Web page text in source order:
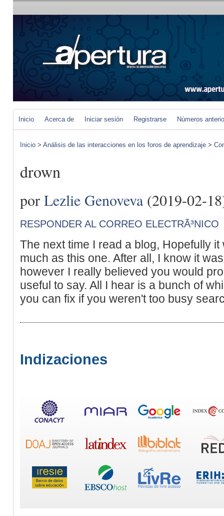
Inicio Acerca de Iniciar sesión Registrarse Números
Inicio > Análisis de las interacciones en los foros de aprendizaje >
drown
por Lezlie Genoveva(2019-02-
RESPONDER AL CORREO ELECTRÃ³NICO
The next time I read a blog, Hopefully
much as this one. After all, I know it
however I really believed you would
useful to say. All I hear is a bunch of
you can fix if you weren't too busy
Indizaciones